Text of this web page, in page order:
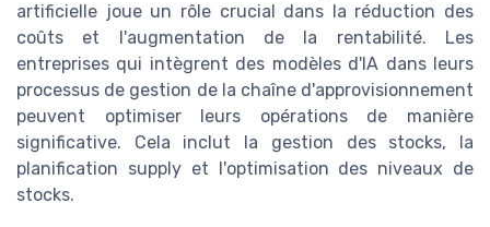
artificielle joue un rôle crucial dans la réduction des
coûts et l'augmentation de la rentabilité. Les
entreprises qui intègrent des modèles d'IA dans leurs
processus de gestion de la chaîne d'approvisionnement
peuvent optimiser leurs opérations de manière
significative. Cela inclut la gestion des stocks, la
planification supply et l'optimisation des niveaux de
stocks.